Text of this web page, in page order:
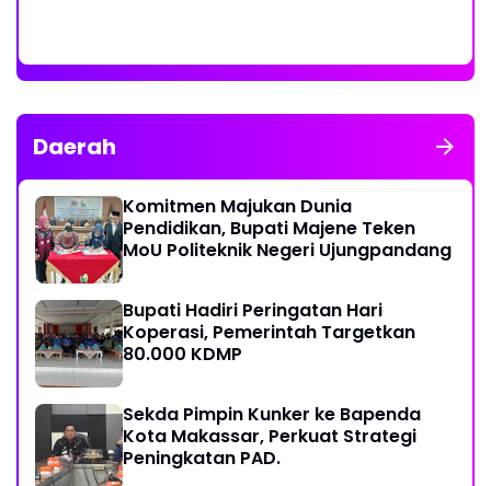
Daerah
Komitmen Majukan Dunia
Pendidikan, Bupati Majene Teken
MoU Politeknik Negeri Ujungpandang
Bupati Hadiri Peringatan Hari
Koperasi, Pemerintah Targetkan
80.000 KDMP
Sekda Pimpin Kunker ke Bapenda
Kota Makassar, Perkuat Strategi
Peningkatan PAD.